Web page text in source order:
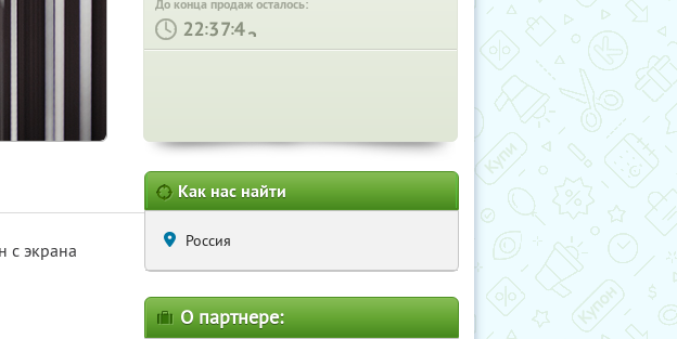
До конца продаж осталось:
: :
с экрана
Как нас найти
Россия
О партнере: